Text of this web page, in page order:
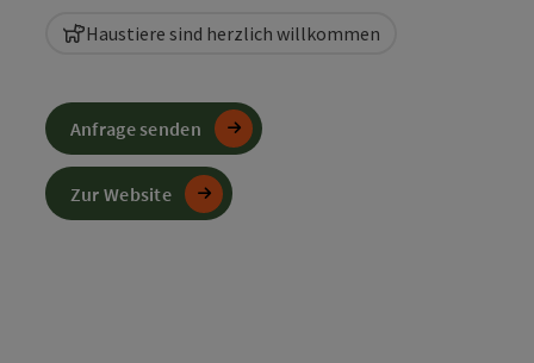
Haustiere sind herzlich willkommen
Anfrage senden
Zur Website